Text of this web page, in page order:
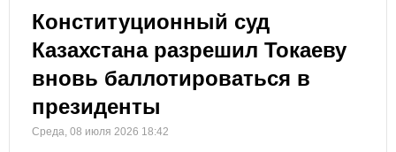
Конституционный суд
Казахстана разрешил Токаеву
вновь баллотироваться в
президенты
Среда, 08 июля 2026 18:42